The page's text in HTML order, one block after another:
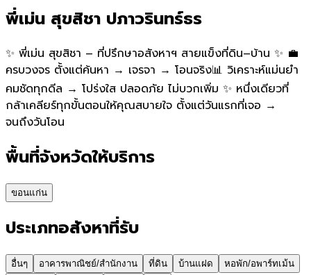
พี่เม่น สุขสิชา ปภาวรินทร์ธร
✨ พี่เม่น สุขสิชา – ที่ปรึกษาอสังหาฯ สายแข็งที่ดิน–บ้าน ✨ 💼
ครบวงจร ตั้งแต่ค้นหา → เจรจา → โอนจริง📊 วิเคราะห์แม่นยำ
คมชัดทุกดีล → โปร่งใส ปลอดภัย ไม่บวกเพิ่ม ✨ หนึ่งเดียวที่
กล้าเคลียร์ทุกขั้นตอนให้คุณสบายใจ ตั้งแต่วันแรกที่เจอ →
จนถึงวันโอน
พื้นที่จังหวัดให้บริการ
ขอนแก่น
ประเภทอสังหาที่รับ
อื่นๆ อาคารพาณิชย์/สำนักงาน ที่ดิน บ้านแฝด หอพัก/อพาร์ทเม้น